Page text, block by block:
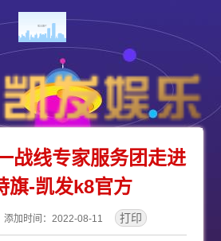
战线专家服务团走进
旗-凯发k8官方
加时间：2022-08-11